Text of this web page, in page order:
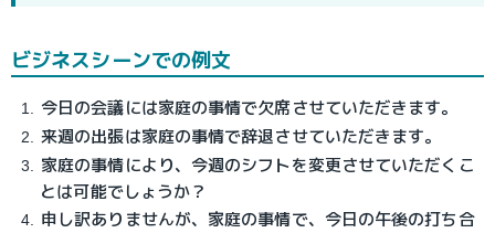
ビジネスシーンでの例文
今日の会議には家庭の事情で欠席させていただきます。
来週の出張は家庭の事情で辞退させていただきます。
家庭の事情により、今週のシフトを変更させていただくこ
とは可能でしょうか？
申し訳ありませんが、家庭の事情で、今日の午後の打ち合